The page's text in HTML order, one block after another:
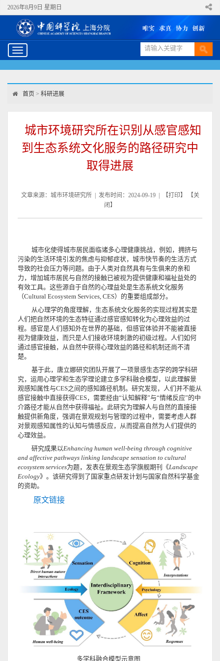
2026年8月9日 星期日
Toggle
navigation
首页 > 科研进展
城市环境研究所在识别从感官感知
到生态系统文化服务的路径研究中
取得进展
文章来源：城市环境研究所 | 发布时间：2024-09-19 | 【打印】 【关
闭 】
城市化使得城市居民面临诸多心理健康挑战，例如，拥挤与
污染的生活环境引发的焦虑与抑郁症状，城市快节奏的生活方式
导致的社会压力等问题。由于人类对自然具有与生俱来的亲和
力，增加城市居民与自然的接触已被视为提供健康和福祉益处的
有效工具。这些源自于自然的心理益处是生态系统文化服务
（Cultural Ecosystem Services, CES）的重要组成部分。
从心理学的角度理解，生态系统文化服务的实现过程其实是
人们把自然环境的生态特征通过感官感知转化为心理效益的过
程。感官是人们感知外在世界的基础，但感官体验并不能被直接
视为健康效益，而只是人们接收环境刺激的初级过程。人们如何
通过感官接触，从自然中获得心理效益的路径和机制还尚不清
楚。
基于此，唐立娜研究团队开展了一项景感生态学的跨学科研
究，运用心理学和生态学理论建立多学科融合模型，以此理解景
观感知属性与CES之间的感知路径机制。研究发现，人们并不能从
感官接触中直接获得CES，需要经由“认知解释”与“情绪反应”的中
介路径才能从自然中获得福祉。此研究为理解人与自然的直接接
触提供新角度，强调在景观规划与管理的过程中，需要考虑人群
对景观感知属性的认知与情感反应，从而提高自然为人们提供的
心理效益。
研究成果以Enhancing human well-being through cognitive
and affective pathways linking landscape sensation to cultural
ecosystem services为题，发表在景观生态学旗舰期刊《Landscape
Ecology》。该研究得到了国家重点研发计划与国家自然科学基金
的资助。
原文链接
多学科融合模型示意图